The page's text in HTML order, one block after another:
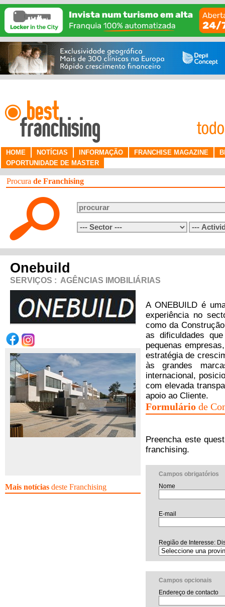
HOME NOTÍCIAS INFORMAÇÃO FRANCHISE MAGAZINE
OPORTUNIDADE DE MASTER
Procura de Franchising
Onebuild
SERVIÇOS : AGÊNCIAS IMOBILIÁRIAS
Mais notícias deste Franchising
A ONEBUILD é
experiência no
como da
as dificuldades
pequenas
estratégia de
às grandes
internacional,
com elevada
apoio ao Cliente.
Formulário de
Preencha este
franchising.
Campos obrigatórios
Nome
E-mail
Região de Interesse:
Campos opcionais
Endereço de contacto